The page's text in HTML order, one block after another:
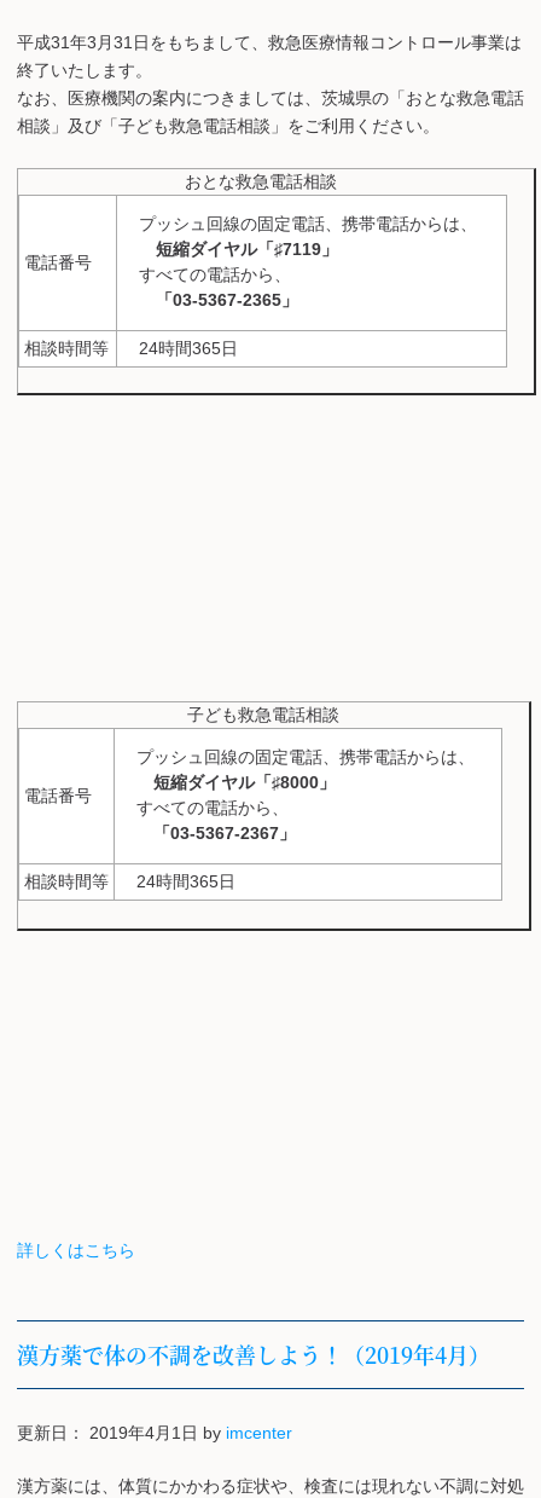
平成31年3月31日をもちまして、救急医療情報コントロール事業は
終了いたします。
なお、医療機関の案内につきましては、茨城県の「おとな救急電話
相談」及び「子ども救急電話相談」をご利用ください。
おとな救急電話相談
電話番号
プッシュ回線の固定電話、携帯電話からは、
短縮ダイヤル「♯7119」
すべての電話から、
「03-5367-2365」
相談時間等 24時間365日
子ども救急電話相談
電話番号
プッシュ回線の固定電話、携帯電話からは、
短縮ダイヤル「♯8000」
すべての電話から、
「03-5367-2367」
相談時間等 24時間365日
詳しくはこちら
漢方薬で体の不調を改善しよう！（2019年4月）
更新日： 2019年4月1日 by imcenter
漢方薬には、体質にかかわる症状や、検査には現れない不調に対処